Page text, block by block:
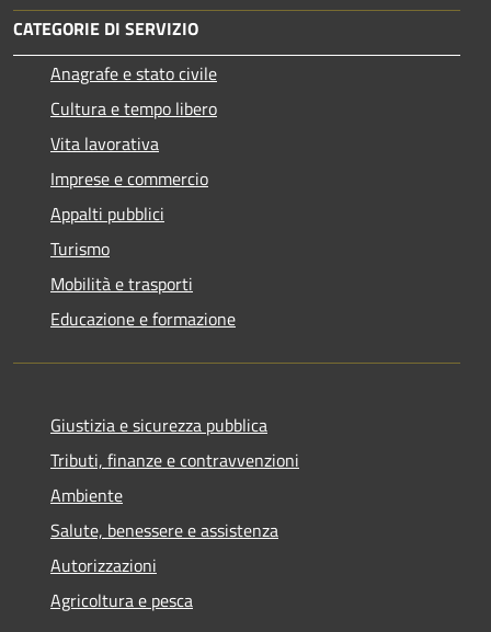
CATEGORIE DI SERVIZIO
Anagrafe e stato civile
Cultura e tempo libero
Vita lavorativa
Imprese e commercio
Appalti pubblici
Turismo
Mobilità e trasporti
Educazione e formazione
Giustizia e sicurezza pubblica
Tributi, finanze e contravvenzioni
Ambiente
Salute, benessere e assistenza
Autorizzazioni
Agricoltura e pesca